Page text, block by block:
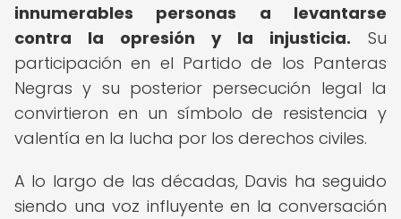
innumerables personas a levantarse
contra la opresión y la injusticia. Su
participación en el Partido de los Panteras
Negras y su posterior persecución legal la
convirtieron en un símbolo de resistencia y
valentía en la lucha por los derechos civiles.
A lo largo de las décadas, Davis ha seguido
siendo una voz influyente en la conversación